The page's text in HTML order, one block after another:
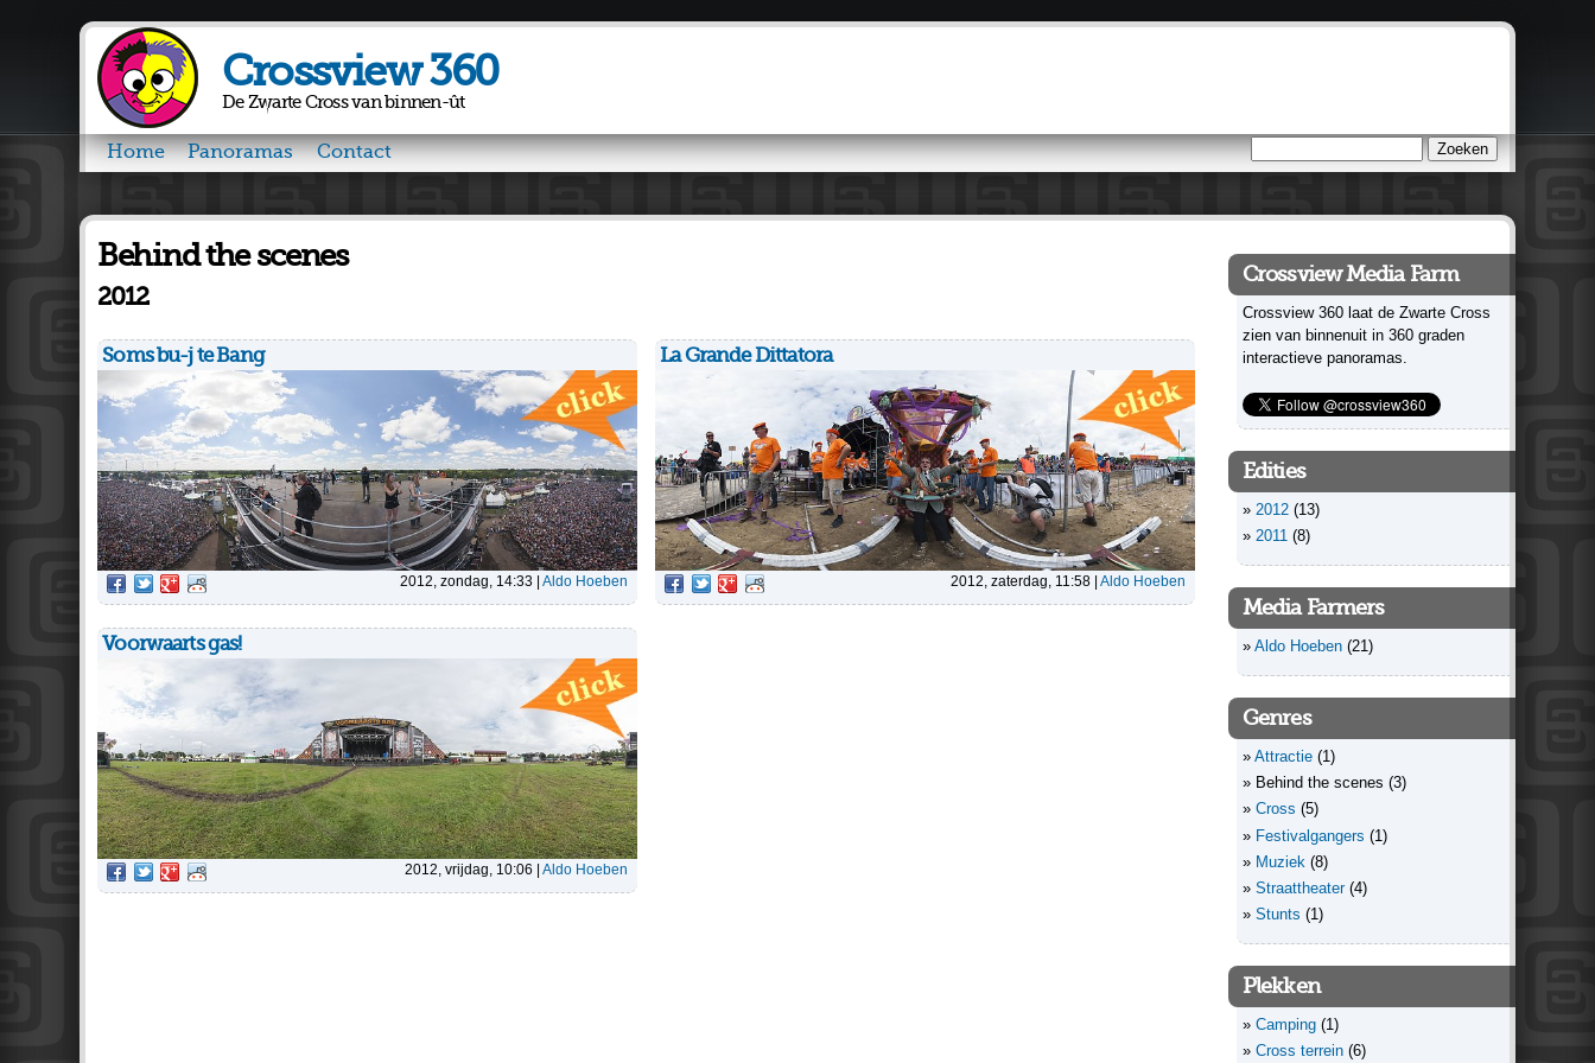
Crossview 360
De Zwarte Cross van binnen-ût
Home Panoramas Contact Zoekveld
Behind the scenes
2012
Soms bu-j te Bang
2012, zondag, 14:33 | Aldo Hoeben
La Grande Dittatora
2012, zaterdag, 11:58 | Aldo Hoeben
Voorwaarts gas!
2012, vrijdag, 10:06 | Aldo Hoeben
Crossview Media Farm
Crossview 360 laat de Zwarte Cross
zien van binnenuit in 360 graden
interactieve panoramas.
Edities
2012 (13)
2011 (8)
Media Farmers
Aldo Hoeben (21)
Genres
Attractie (1)
Behind the scenes (3)
Cross (5)
Festivalgangers (1)
Muziek (8)
Straattheater (4)
Stunts (1)
Plekken
Camping (1)
Cross terrein (6)